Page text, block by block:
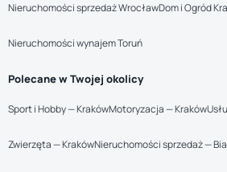
Nieruchomości sprzedaż WrocławDom i Ogród
Nieruchomości wynajem Toruń
Polecane w Twojej okolicy
Sport i Hobby — KrakówMotoryzacja — Kraków
Zwierzęta — KrakówNieruchomości sprzedaż —